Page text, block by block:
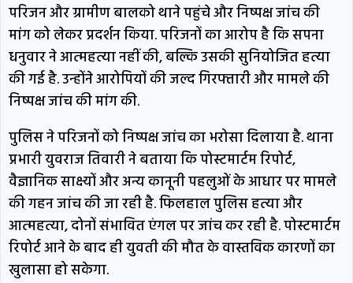
परिजन और ग्रामीण बालको थाने पहुंचे और निष्पक्ष जांच की
मांग को लेकर प्रदर्शन किया. परिजनों का आरोप है कि सपना
धनुवार ने आत्महत्या नहीं की, बल्कि उसकी सुनियोजित हत्या
की गई है. उन्होंने आरोपियों की जल्द गिरफ्तारी और मामले की
निष्पक्ष जांच की मांग की.
पुलिस ने परिजनों को निष्पक्ष जांच का भरोसा दिलाया है. थाना
प्रभारी युवराज तिवारी ने बताया कि पोस्टमार्टम रिपोर्ट,
वैज्ञानिक साक्ष्यों और अन्य कानूनी पहलुओं के आधार पर मामले
की गहन जांच की जा रही है. फिलहाल पुलिस हत्या और
आत्महत्या, दोनों संभावित एंगल पर जांच कर रही है. पोस्टमार्टम
रिपोर्ट आने के बाद ही युवती की मौत के वास्तविक कारणों का
खुलासा हो सकेगा.